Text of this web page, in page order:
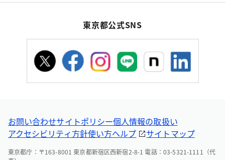
東京都公式SNS
お問い合わせサイトポリシー個人情報の取扱い
アクセシビリティ方針使い方ヘルプ サイトマップ
東京都庁：〒163-8001 東京都新宿区西新宿2-8-1 電話：03-5321-1111（代